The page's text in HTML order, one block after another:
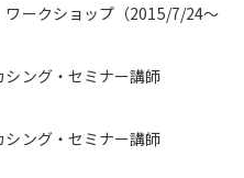
ークショップ（2015/7/24～
ング・セミナー講師
ング・セミナー講師